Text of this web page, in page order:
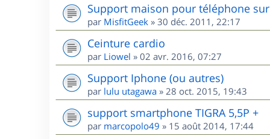
Support maison pour téléphone
par MisfitGeek » 30 déc. 2011, 22:17
Ceinture cardio
par Liowel » 02 avr. 2016, 07:27
Support Iphone (ou autres)
par lulu utagawa » 28 oct. 2015, 19:43
support smartphone TIGRA 5,5P +
par marcopolo49 » 15 août 2014, 17:44